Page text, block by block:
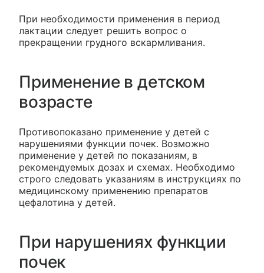
При необходимости применения в период
лактации следует решить вопрос о
прекращении грудного вскармливания.
Применение в детском
возрасте
Противопоказано применение у детей с
нарушениями функции почек. Возможно
применение у детей по показаниям, в
рекомендуемых дозах и схемах. Необходимо
строго следовать указаниям в инструкциях по
медицинскому применению препаратов
цефалотина у детей.
При нарушениях функции
почек